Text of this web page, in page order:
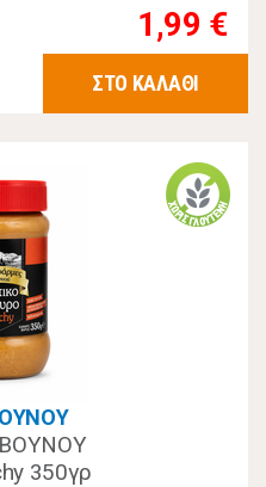
1,99 €
ΣΤΟ ΚΑΛΑΘΙ
350γρ